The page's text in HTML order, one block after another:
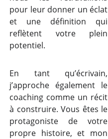
pour leur donner un éclat
et une définition qui
reflètent votre plein
potentiel.
En tant qu’écrivain,
j’approche également le
coaching comme un récit
à construire. Vous êtes le
protagoniste de votre
propre histoire, et mon